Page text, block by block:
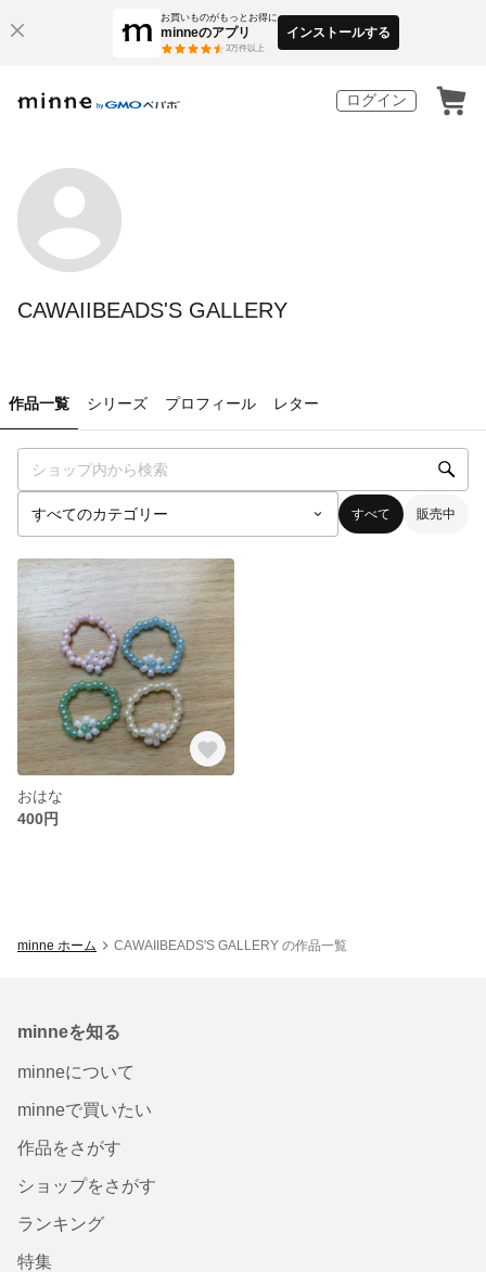
お買いものがもっとお得に
minneのアプリ
3万件以上
インストールする
ログイン
CAWAIIBEADS'S GALLERY
作品一覧 シリーズ プロフィール レター
すべて 販売中
おはな
400円
minne ホーム CAWAIIBEADS'S GALLERY の作品一覧
minneを知る
minneについて
minneで買いたい
作品をさがす
ショップをさがす
ランキング
特集